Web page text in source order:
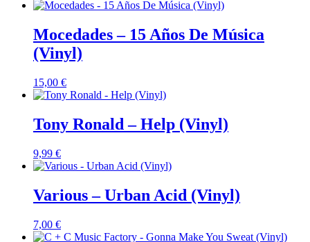
Mocedades – 15 Años De Música
(Vinyl)
15,00 €
Tony Ronald – Help (Vinyl)
9,99 €
Various – Urban Acid (Vinyl)
7,00 €